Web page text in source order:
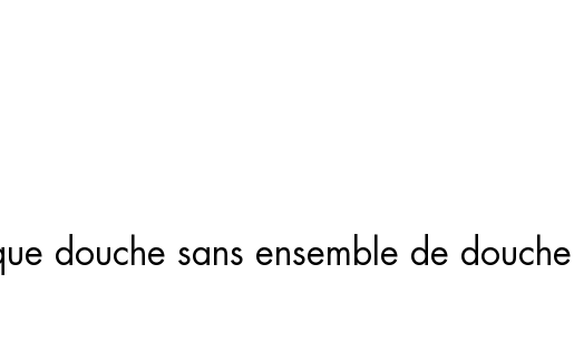
douche sans ensemble de